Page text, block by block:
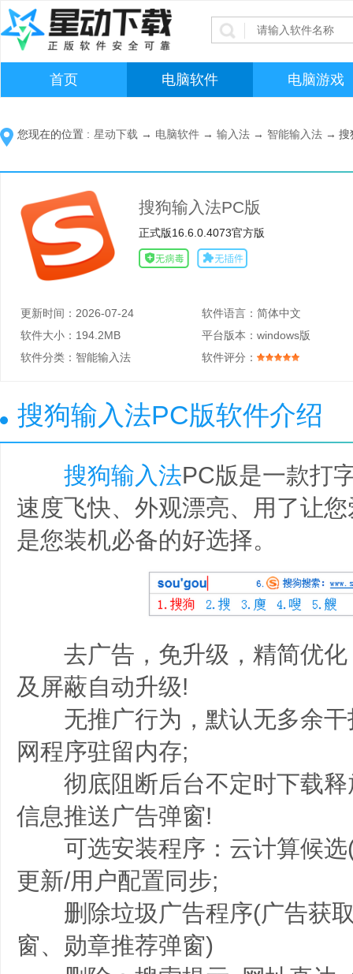
首页 电脑软件 电脑游戏
您现在的位置 : 星动下载 → 电脑软件 → 输入法 → 智能输入法 → 搜
搜狗输入法PC版
正式版16.6.0.4073官方版
更新时间： 2026-07-24 软件语言：简体中文
软件大小： 194.2MB 平台版本：windows版
软件分类： 智能输入法 软件评分：
搜狗输入法PC版软件介绍
搜狗输入法PC版是一款打
速度飞快、外观漂亮、用了让
是您装机必备的好选择。
去广告，免升级，精简优化
及屏蔽自动升级!
无推广行为，默认无多余干
网程序驻留内存;
彻底阻断后台不定时下载释
信息推送广告弹窗!
可选安装程序：云计算候选(
更新/用户配置同步;
删除垃圾广告程序(广告获取
窗、勋章推荐弹窗)